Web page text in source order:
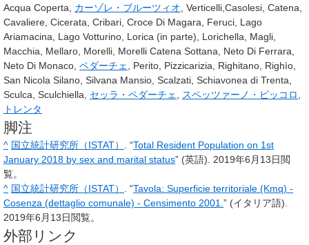
Acqua Coperta, カーゾレ・ブルーツィオ, Verticelli,Casolesi, Catena,
Cavaliere, Cicerata, Cribari, Croce Di Magara, Feruci, Lago
Ariamacina, Lago Votturino, Lorica (in parte), Lorichella, Magli,
Macchia, Mellaro, Morelli, Morelli Catena Sottana, Neto Di Ferrara,
Neto Di Monaco, ペダーチェ, Perito, Pizzicarizia, Righitano, Righìo,
San Nicola Silano, Silvana Mansio, Scalzati, Schiavonea di Trenta,
Sculca, Sculchiella, セッラ・ペダーチェ, スペッツァーノ・ピッコロ,
トレンタ
脚注
^ 国立統計研究所（ISTAT） . “Total Resident Population on 1st
January 2018 by sex and marital status” (英語). 2019年6月13日閲
覧。
^ 国立統計研究所（ISTAT） . “Tavola: Superficie territoriale (Kmq) -
Cosenza (dettaglio comunale) - Censimento 2001.” (イタリア語).
2019年6月13日閲覧。
外部リンク